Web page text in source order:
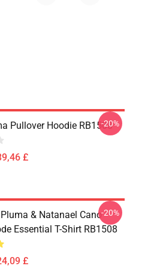
Pullover Hoodie RB1508
£
-20%
Pluma & Natanael Cano
Essential T-Shirt RB1508
£
-20%